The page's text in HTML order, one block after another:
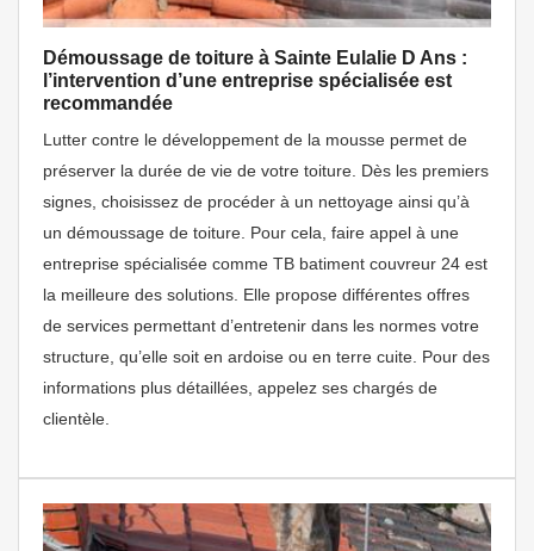
Démoussage de toiture à Sainte Eulalie D Ans :
l’intervention d’une entreprise spécialisée est
recommandée
Lutter contre le développement de la mousse permet de
préserver la durée de vie de votre toiture. Dès les premiers
signes, choisissez de procéder à un nettoyage ainsi qu’à
un démoussage de toiture. Pour cela, faire appel à une
entreprise spécialisée comme TB batiment couvreur 24 est
la meilleure des solutions. Elle propose différentes offres
de services permettant d’entretenir dans les normes votre
structure, qu’elle soit en ardoise ou en terre cuite. Pour des
informations plus détaillées, appelez ses chargés de
clientèle.